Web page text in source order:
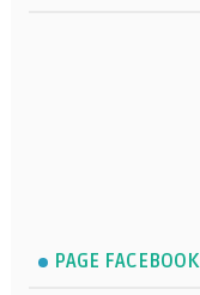
PAGE FACEBOOK